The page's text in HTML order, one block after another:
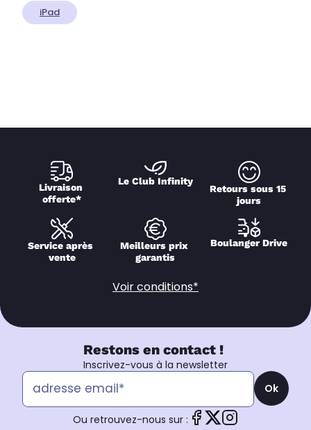
iPad
Livraison
offerte*
Le Club Infinity
Retours sous 15
jours
Service après
vente
Meilleurs prix
garantis
Boulanger Drive
Voir conditions*
Restons en contact !
Inscrivez-vous à la newsletter
Ok
Ou retrouvez-nous sur :